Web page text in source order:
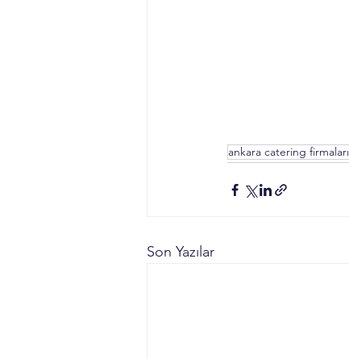
ankara catering firmaları
Son Yazılar